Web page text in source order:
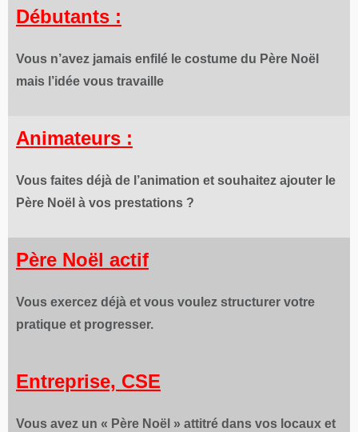
Débutants :
Vous n’avez jamais enfilé le costume du Père Noël
mais l’idée vous travaille
Animateurs :
Vous faites déjà de l’animation et souhaitez ajouter le
Père Noël à vos prestations ?
Père Noël actif
Vous exercez déjà et vous voulez structurer votre
pratique et progresser.
Entreprise, CSE
Vous avez un « Père Noël » attitré dans vos locaux et